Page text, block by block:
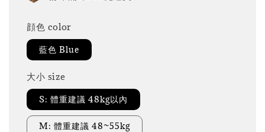
顔色 color
藍色 Blue
大小 size
S: 體重建議 48kg以內
M: 體重建議 48~55kg